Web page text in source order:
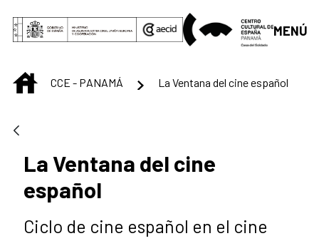
Saltar al contenido principal
MENÚ
INICIOCCE - PANAMÁ La Ventana del cine español
La Ventana del cine
español
Ciclo de cine español en el cine